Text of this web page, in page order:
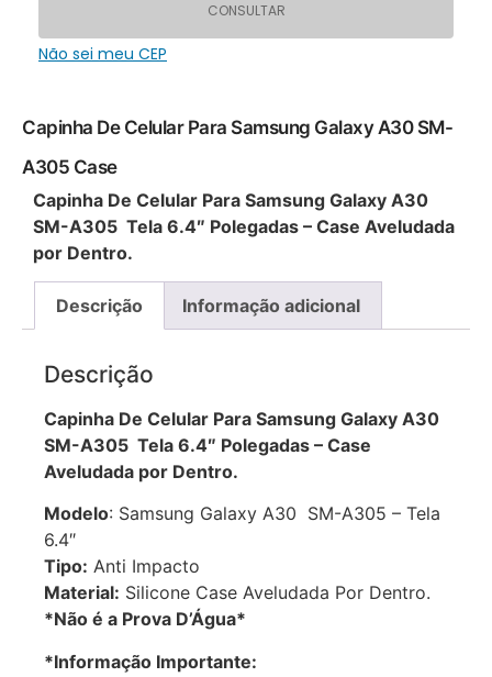
Capinha De Celular Para Samsung Galaxy A30 SM-
A305 Case
Capinha De Celular Para Samsung Galaxy A30
SM-A305 Tela 6.4″ Polegadas – Case Aveludada
por Dentro.
Descrição Informação adicional
Descrição
Capinha De Celular Para Samsung Galaxy A30
SM-A305 Tela 6.4″ Polegadas – Case
Aveludada por Dentro.
Modelo: Samsung Galaxy A30 SM-A305 – Tela
6.4″
Tipo: Anti Impacto
Material: Silicone Case Aveludada Por Dentro.
*Não é a Prova D’Água*
*Informação Importante:
CONSULTAR
Não sei meu CEP